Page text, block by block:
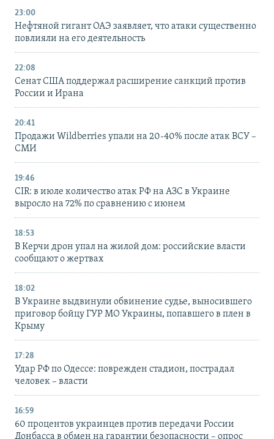
23:00
Нефтяной гигант ОАЭ заявляет, что атаки существенно
повлияли на его деятельность
22:08
Сенат США поддержал расширение санкций против
России и Ирана
20:41
Продажи Wildberries упали на 20-40% после атак ВСУ –
СМИ
19:46
CIR: в июле количество атак РФ на АЗС в Украине
выросло на 72% по сравнению с июнем
18:53
В Керчи дрон упал на жилой дом: российские власти
сообщают о жертвах
18:02
В Украине выдвинули обвинение судье, выносившего
приговор бойцу ГУР МО Украины, попавшего в плен в
Крыму
17:28
Удар РФ по Одессе: поврежден стадион, пострадал
человек – власти
16:59
60 процентов украинцев против передачи России
Донбасса в обмен на гарантии безопасности – опрос